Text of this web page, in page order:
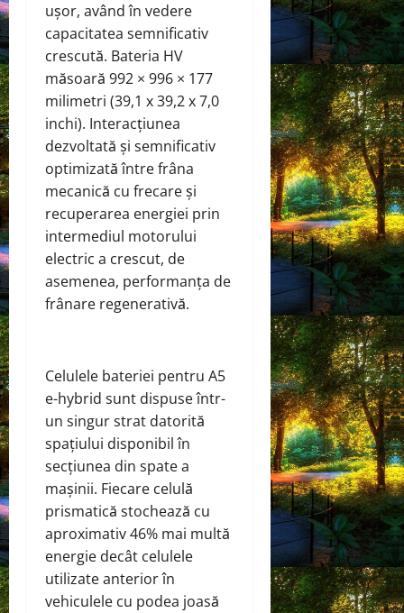
ușor, având în vedere
capacitatea semnificativ
crescută. Bateria HV
măsoară 992 × 996 × 177
milimetri (39,1 x 39,2 x 7,0
inchi). Interacțiunea
dezvoltată și semnificativ
optimizată între frâna
mecanică cu frecare și
recuperarea energiei prin
intermediul motorului
electric a crescut, de
asemenea, performanța de
frânare regenerativă.
Celulele bateriei pentru A5
e-hybrid sunt dispuse într-
un singur strat datorită
spațiului disponibil în
secțiunea din spate a
mașinii. Fiecare celulă
prismatică stochează cu
aproximativ 46% mai multă
energie decât celulele
utilizate anterior în
vehiculele cu podea joasă